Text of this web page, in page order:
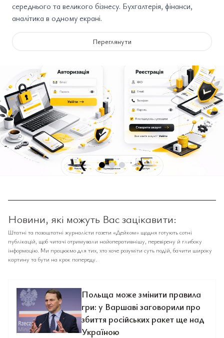
середнього та великого бізнесу. Бухгалтерія, фінанси,
аналітика в одному екрані.
Переглянути
❮ ❯
Новини, які можуть Вас зацікавити:
Штатні та позаштатні журналісти газети «Дейком» щодня готують сотні
публікацій, щоб читачі отримували найоперативнішу, перевірену й глибоку
інформацію. Ми працюємо для тих, хто хоче розуміти суть подій, бачити широку
картину та бути на крок попереду.
Польща може змінити правила
гри: у Варшаві заговорили про
збиття російських ракет ще над
Україною